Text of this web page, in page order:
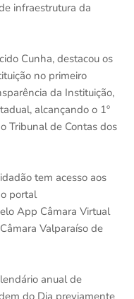
infraestrutura da
Cunha, destacou os
no primeiro
da Instituição,
alcançando o 1º
Tribunal de Contas dos
tem acesso aos
portal
App Câmara Virtual
Valparaíso de
anual de
do Dia previamente